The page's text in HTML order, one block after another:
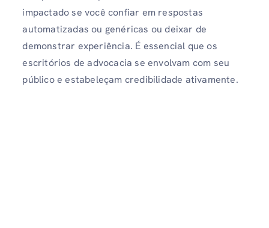
impactado se você confiar em respostas
automatizadas ou genéricas ou deixar de
demonstrar experiência. É essencial que os
escritórios de advocacia se envolvam com seu
público e estabeleçam credibilidade ativamente.